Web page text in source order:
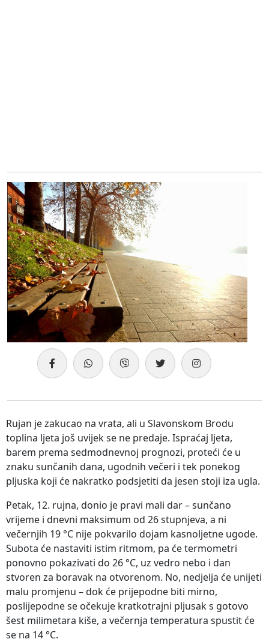
Rujan je zakucao na vrata, ali u Slavonskom Brodu
toplina ljeta još uvijek se ne predaje. Ispraćaj ljeta,
barem prema sedmodnevnoj prognozi, proteći će u
znaku sunčanih dana, ugodnih večeri i tek ponekog
pljuska koji će nakratko podsjetiti da jesen stoji iza ugla.
Petak, 12. rujna, donio je pravi mali dar – sunčano
vrijeme i dnevni maksimum od 26 stupnjeva, a ni
večernjih 19 °C nije pokvarilo dojam kasnoljetne ugode.
Subota će nastaviti istim ritmom, pa će termometri
ponovno pokazivati do 26 °C, uz vedro nebo i dan
stvoren za boravak na otvorenom. No, nedjelja će unijeti
malu promjenu – dok će prijepodne biti mirno,
poslijepodne se očekuje kratkotrajni pljusak s gotovo
šest milimetara kiše, a večernja temperatura spustit će
se na 14 °C.